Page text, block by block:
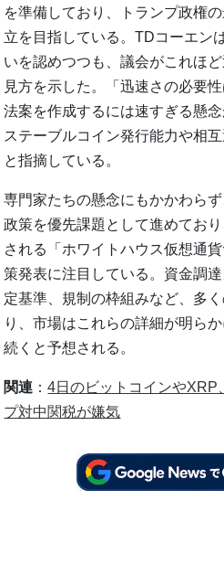
を準備しており、トランプ政権
立を目指している。TDコーエン
いを認めつつも、議会がこれほ
見方を示した。「迅速さの必要
法案を作成するには速すぎる懸
ステーブルコイン発行能力や相
と指摘している。
専門家たちの懸念にもかかわら
政策を優先課題として進めてお
される「ホワイトハウス仮想通
策発表に注目している。資金調
定基準、規制の枠組みなど、多
り、市場はこれらの詳細が明ら
続くと予想される。
関連 ：4日のビットコインや
プ対中関税が嫌気